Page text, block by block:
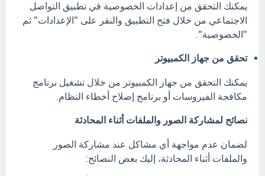
يمكنك التحقق من إعدادات الخصوصية في تطبيق التواصل
الاجتماعي من خلال فتح التطبيق والنقر على "الإعدادات" ثم
"الخصوصية".
تحقق من جهاز الكمبيوتر
يمكنك التحقق من جهاز الكمبيوتر من خلال تشغيل برنامج
مكافحة الفيروسات أو برنامج إصلاح أخطاء النظام.
نصائح لمشاركة الصور والملفات أثناء المحادثة
لضمان عدم مواجهة أي مشاكل عند مشاركة الصور
والملفات أثناء المحادثة، إليك بعض النصائح: